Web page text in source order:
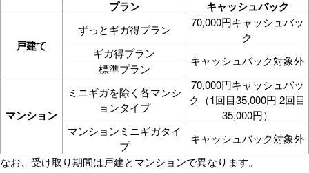
プラン キャッシュバック
戸建て
ずっとギガ得プラン
70,000円キャッシュバッ
ク
ギガ得プラン
キャッシュバック対象外
標準プラン
マンション
ミニギガを除く各マンシ
ョンタイプ
70,000円キャッシュバッ
ク（1回目35,000円 2回目
35,000円）
マンションミニギガタイ
プ
キャッシュバック対象外
なお、受け取り期間は戸建とマンションで異なります。